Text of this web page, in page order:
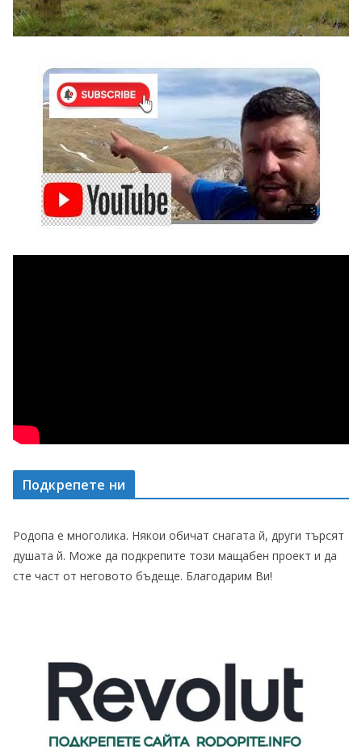
Подкрепете ни
Родопа е многолика. Някои обичат снагата й, други търсят
душата й. Може да подкрепите този мащабен проект и да
сте част от неговото бъдеще. Благодарим Ви!